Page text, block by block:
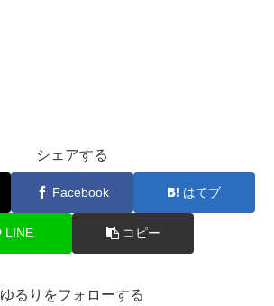
シェアする
Facebook はてブ
LINE コピー
ゆるりをフォローする